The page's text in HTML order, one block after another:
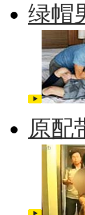
绿帽
原配